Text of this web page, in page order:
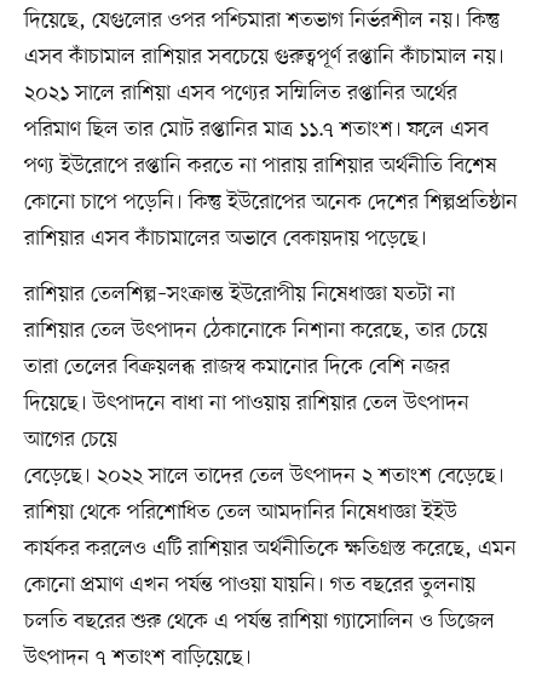
দিয়েছে, যেগুলোর ওপর পশ্চিমারা শতভাগ নির্ভরশীল নয়। কিন্তু
এসব কাঁচামাল রাশিয়ার সবচেয়ে গুরুত্বপূর্ণ রপ্তানি কাঁচামাল নয়।
২০২১ সালে রাশিয়া এসব পণ্যের সম্মিলিত রপ্তানির অর্থের
পরিমাণ ছিল তার মোট রপ্তানির মাত্র ১১.৭ শতাংশ। ফলে এসব
পণ্য ইউরোপে রপ্তানি করতে না পারায় রাশিয়ার অর্থনীতি বিশেষ
কোনো চাপে পড়েনি। কিন্তু ইউরোপের অনেক দেশের শিল্পপ্রতিষ্ঠান
রাশিয়ার এসব কাঁচামালের অভাবে বেকায়দায় পড়েছে।
রাশিয়ার তেলশিল্প–সংক্রান্ত ইউরোপীয় নিষেধাজ্ঞা যতটা না
রাশিয়ার তেল উৎপাদন ঠেকানোকে নিশানা করেছে, তার চেয়ে
তারা তেলের বিক্রয়লব্ধ রাজস্ব কমানোর দিকে বেশি নজর
দিয়েছে। উৎপাদনে বাধা না পাওয়ায় রাশিয়ার তেল উৎপাদন
আগের চেয়ে
বেড়েছে। ২০২২ সালে তাদের তেল উৎপাদন ২ শতাংশ বেড়েছে।
রাশিয়া থেকে পরিশোধিত তেল আমদানির নিষেধাজ্ঞা ইইউ
কার্যকর করলেও এটি রাশিয়ার অর্থনীতিকে ক্ষতিগ্রস্ত করেছে, এমন
কোনো প্রমাণ এখন পর্যন্ত পাওয়া যায়নি। গত বছরের তুলনায়
চলতি বছরের শুরু থেকে এ পর্যন্ত রাশিয়া গ্যাসোলিন ও ডিজেল
উৎপাদন ৭ শতাংশ বাড়িয়েছে।